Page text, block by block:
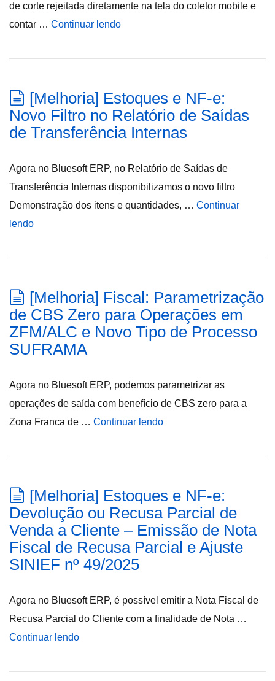
de corte rejeitada diretamente na tela do coletor mobile e
contar … Continuar lendo
[Melhoria] Estoques e NF-e:
Novo Filtro no Relatório de Saídas
de Transferência Internas
Agora no Bluesoft ERP, no Relatório de Saídas de
Transferência Internas disponibilizamos o novo filtro
Demonstração dos itens e quantidades, … Continuar
lendo
[Melhoria] Fiscal: Parametrização
de CBS Zero para Operações em
ZFM/ALC e Novo Tipo de Processo
SUFRAMA
Agora no Bluesoft ERP, podemos parametrizar as
operações de saída com benefício de CBS zero para a
Zona Franca de … Continuar lendo
[Melhoria] Estoques e NF-e:
Devolução ou Recusa Parcial de
Venda a Cliente – Emissão de Nota
Fiscal de Recusa Parcial e Ajuste
SINIEF nº 49/2025
Agora no Bluesoft ERP, é possível emitir a Nota Fiscal de
Recusa Parcial do Cliente com a finalidade de Nota …
Continuar lendo